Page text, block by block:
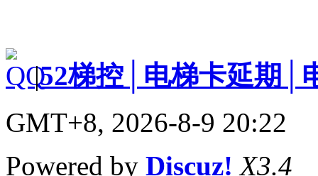
|52梯控│电梯卡延期│
GMT+8, 2026-8-9 20:22
Powered by Discuz! X3.4